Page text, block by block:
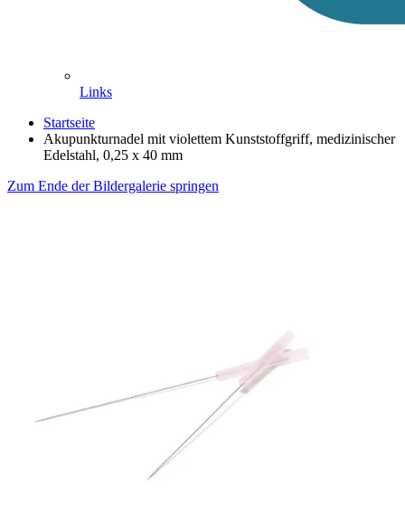
Links
Startseite
Akupunkturnadel mit violettem Kunststoffgriff, medizinischer
Edelstahl, 0,25 x 40 mm
Zum Ende der Bildergalerie springen